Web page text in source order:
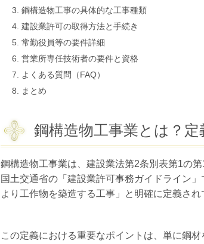
鋼構造物工事の具体的な工事種類
建設業許可の取得方法と手続き
常勤役員等の要件詳細
営業所専任技術者の要件と資格
よくある質問（FAQ）
まとめ
鋼構造物工事業とは？定
鋼構造物工事業は、建設業法第2条別表第1の
国土交通省の「建設業許可事務ガイドライン
より工作物を築造する工事」と明確に定義され
この定義における重要なポイントは、単に鋼